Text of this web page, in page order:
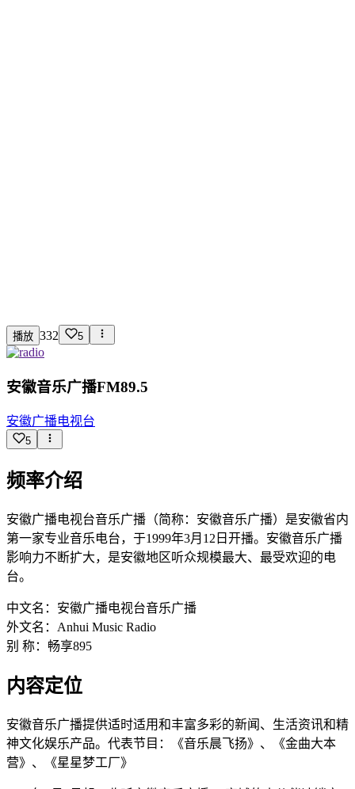
播放 332 5
安徽音乐广播FM89.5
安徽广播电视台
5
频率介绍
安徽广播电视台音乐广播（简称：安徽音乐广播）是安徽省内
第一家专业音乐电台，于1999年3月12日开播。安徽音乐广播
影响力不断扩大，是安徽地区听众规模最大、最受欢迎的电
台。
中文名：安徽广播电视台音乐广播
外文名：Anhui Music Radio
别 称：畅享895
内容定位
安徽音乐广播提供适时适用和丰富多彩的新闻、生活资讯和精
神文化娱乐产品。 代表节目：《音乐晨飞扬》、《金曲大本
营》、《星星梦工厂》